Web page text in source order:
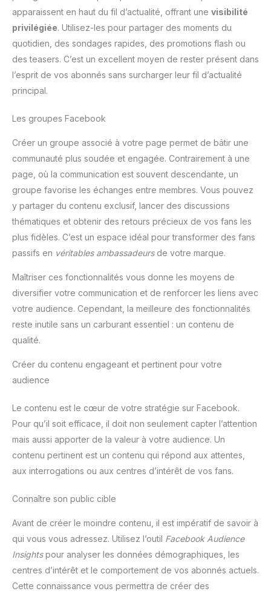
avec la plupart des appareils
photo, caméras d'action et
webcams via la fixation à vis
1/4" (Note : la télécommande
ne fonctionne qu'avec les
téléphones, pas avec les
Création de Contenu] Parfait
pour les selfies, vlogs et
créations de contenus
télécommande sans fil pour
Que vous soyez sur
Instagram, YouTube, TikTok ou
Twitter, ce support
capturer des photos et vidéos
de qualité professionnelle
avec aisance.
perche selfie trepied maniable
✅【Télécommande Détachable
& Largement Compatible】: La
portée de la télécommande est
jusqu'à 10cm, ce qui vous
par vous-même ou de prendre
téléphone. Support de
téléphone universel
compatible avec tous les
Android. Avec une vis 1/4
standard, vous pouvez
facilement le fixer à un reflex
numérique, des webcams et
✅【Léger et Portable】: Le
SelfieShow est conçu avec la
portabilité à l'esprit. Avec une
longueur pliée de seulement
est incroyablement léger et
pouvez facilement le ranger
dans votre sac à dos et
l'emporter avec vous où que
vous alliez, ce qui en fait le
la randonnée, le camping ou le
apparaissent en haut du fil d’actualité, offrant une visibilité
privilégiée. Utilisez-les pour partager des moments du
quotidien, des sondages rapides, des promotions flash ou
des teasers. C’est un excellent moyen de rester présent dans
l’esprit de vos abonnés sans surcharger leur fil d’actualité
principal.
Les groupes Facebook
Créer un groupe associé à votre page permet de bâtir une
communauté plus soudée et engagée. Contrairement à une
page, où la communication est souvent descendante, un
groupe favorise les échanges entre membres. Vous pouvez
y partager du contenu exclusif, lancer des discussions
thématiques et obtenir des retours précieux de vos fans les
plus fidèles. C’est un espace idéal pour transformer des fans
passifs en véritables ambassadeursde votre marque.
Maîtriser ces fonctionnalités vous donne les moyens de
diversifier votre communication et de renforcer les liens avec
votre audience. Cependant, la meilleure des fonctionnalités
reste inutile sans un carburant essentiel : un contenu de
qualité.
Créer du contenu engageant et pertinent pour votre
audience
Le contenu est le cœur de votre stratégie sur Facebook.
Pour qu’il soit efficace, il doit non seulement capter l’attention
mais aussi apporter de la valeur à votre audience. Un
contenu pertinent est un contenu qui répond aux attentes,
aux interrogations ou aux centres d’intérêt de vos fans.
Connaître son public cible
Avant de créer le moindre contenu, il est impératif de savoir à
qui vous vous adressez. Utilisez l’outil Facebook Audience
Insightspour analyser les données démographiques, les
centres d’intérêt et le comportement de vos abonnés actuels.
Cette connaissance vous permettra de créer des